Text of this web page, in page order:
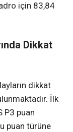
için 83,84
Dikkat
dikkat
İlk
P3 puan
puan türüne